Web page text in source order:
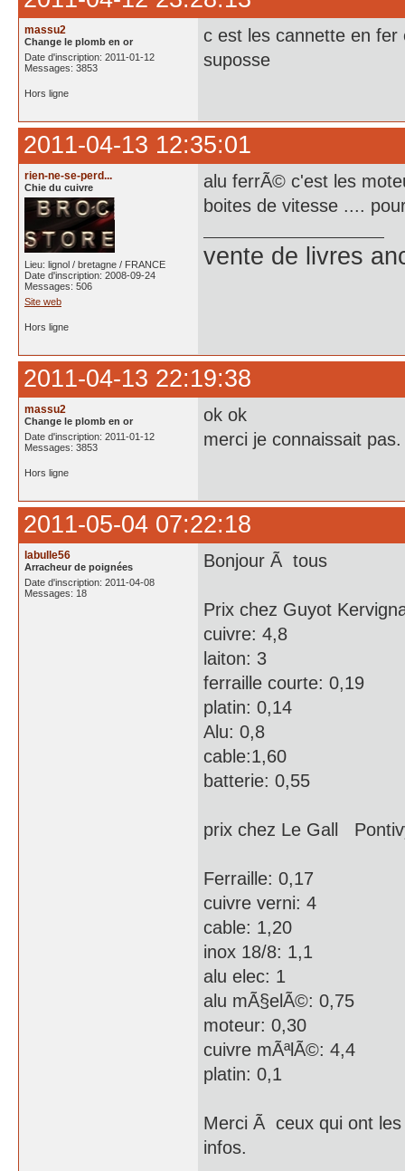
massu2
Change le plomb en or
Date d'inscription: 2011-01-12
Messages: 3853
c est les cannette en
suposse
Hors ligne
2011-04-13 12:35:01
rien-ne-se-perd...
Chie du cuivre
Lieu: lignol / bretagne / FRANCE
Date d'inscription: 2008-09-24
Messages: 506
Site web
alu ferrÃ© c'est les
boites de vitesse ....
vente de livres
Hors ligne
2011-04-13 22:19:38
massu2
Change le plomb en or
Date d'inscription: 2011-01-12
Messages: 3853
ok ok
merci je connaissait pas.
Hors ligne
2011-05-04 07:22:18
labulle56
Arracheur de poignées
Date d'inscription: 2011-04-08
Messages: 18
Bonjour Ã tous
Prix chez Guyot
cuivre: 4,8
laiton: 3
ferraille courte: 0,19
platin: 0,14
Alu: 0,8
cable:1,60
batterie: 0,55
prix chez Le Gall
Ferraille: 0,17
cuivre verni: 4
cable: 1,20
inox 18/8: 1,1
alu elec: 1
alu mÃ§elÃ©: 0,75
moteur: 0,30
cuivre mÃªlÃ©: 4,4
platin: 0,1
Merci Ã ceux qui ont
infos.